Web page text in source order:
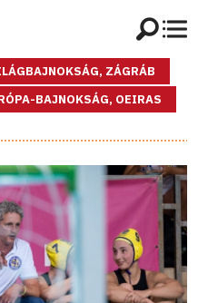
ZÁGRÁB
BAJNOKSÁG, OEIRAS